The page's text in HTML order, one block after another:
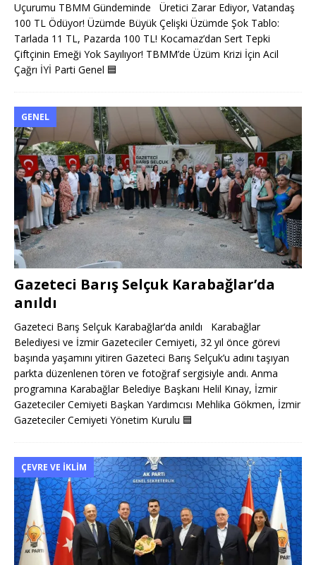
Uçurumu TBMM Gündeminde Üretici Zarar Ediyor, Vatandaş
100 TL Ödüyor! Üzümde Büyük Çelişki Üzümde Şok Tablo:
Tarlada 11 TL, Pazarda 100 TL! Kocamaz’dan Sert Tepki
Çiftçinin Emeği Yok Sayılıyor! TBMM’de Üzüm Krizi İçin Acil
Çağrı İYİ Parti Genel 🟦
GENEL
Gazeteci Barış Selçuk Karabağlar’da
anıldı
Gazeteci Barış Selçuk Karabağlar‘da anıldı Karabağlar
Belediyesi ve İzmir Gazeteciler Cemiyeti, 32 yıl önce görevi
başında yaşamını yitiren Gazeteci Barış Selçuk’u adını taşıyan
parkta düzenlenen tören ve fotoğraf sergisiyle andı. Anma
programına Karabağlar Belediye Başkanı Helil Kınay, İzmir
Gazeteciler Cemiyeti Başkan Yardımcısı Mehlika Gökmen, İzmir
Gazeteciler Cemiyeti Yönetim Kurulu 🟦
ÇEVRE VE İKLIM